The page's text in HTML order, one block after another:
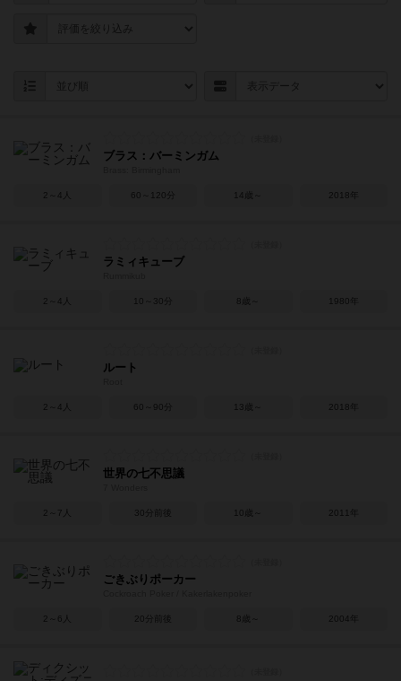
ブラス：バーミンガム
2～4人 60～120分 14歳～ 2018年
ラミィキューブ
2～4人 10～30分 8歳～ 1980年
ルート
2～4人 60～90分 13歳～ 2018年
世界の七不思議
2～7人 30分前後 10歳～ 2011年
ごきぶりポーカー
2～6人 20分前後 8歳～ 2004年